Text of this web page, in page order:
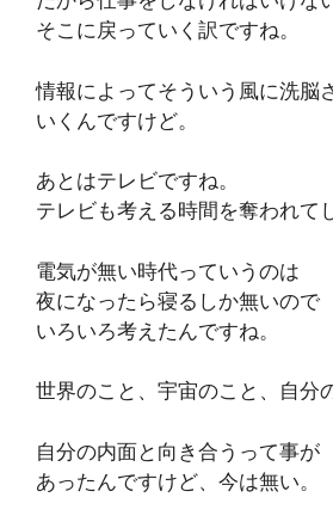
そこに戻っていく訳ですね。
情報によってそういう風に洗脳
いくんですけど。
あとはテレビですね。
テレビも考える時間を奪われて
電気が無い時代っていうのは
夜になったら寝るしか無いので
いろいろ考えたんですね。
世界のこと、宇宙のこと、自分
自分の内面と向き合うって事が
あったんですけど、今は無い。